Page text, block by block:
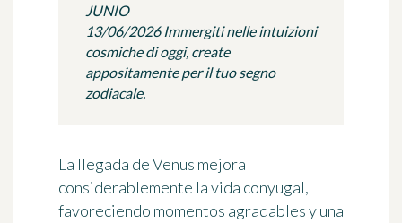
JUNIO
13/06/2026 Immergiti nelle intuizioni
cosmiche di oggi, create
appositamente per il tuo segno
zodiacale.
La llegada de Venus mejora
considerablemente la vida conyugal,
favoreciendo momentos agradables y una